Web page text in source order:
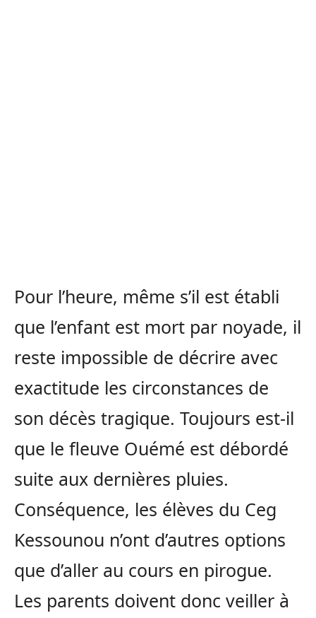
Pour l’heure, même s’il est établi
que l’enfant est mort par noyade, il
reste impossible de décrire avec
exactitude les circonstances de
son décès tragique. Toujours est-il
que le fleuve Ouémé est débordé
suite aux dernières pluies.
Conséquence, les élèves du Ceg
Kessounou n’ont d’autres options
que d’aller au cours en pirogue.
Les parents doivent donc veiller à